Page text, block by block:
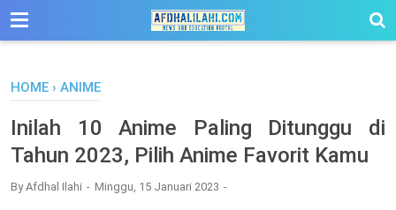
-->
HOME › ANIME
Inilah 10 Anime Paling Ditunggu di
Tahun 2023, Pilih Anime Favorit Kamu
ByAfdhal Ilahi Minggu, 15 Januari 2023